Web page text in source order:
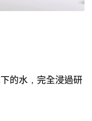
的水，完全浸過研